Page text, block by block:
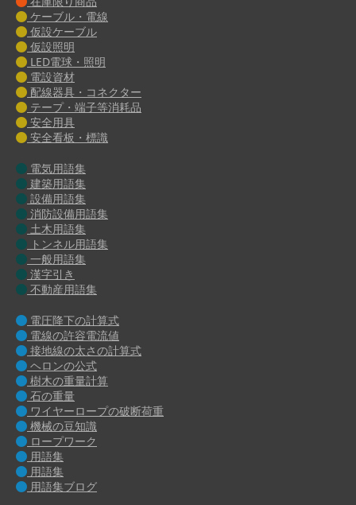
ケーブル・電線
仮設ケーブル
仮設照明
LED電球・照明
電設資材
配線器具・コネクター
テープ・端子等消耗品
安全用具
安全看板・標識
電気用語集
建築用語集
設備用語集
消防設備用語集
土木用語集
トンネル用語集
一般用語集
漢字引き
不動産用語集
電圧降下の計算式
電線の許容電流値
接地線の太さの計算式
ヘロンの公式
樹木の重量計算
石の重量
ワイヤーロープの破断荷重
機械の豆知識
ロープワーク
用語集
用語集
用語集ブログ